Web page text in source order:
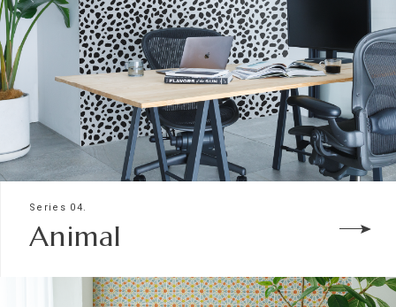
Series 04.
Animal